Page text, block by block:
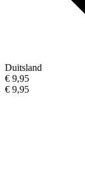
Duitsland
€ 9,95
€ 9,95